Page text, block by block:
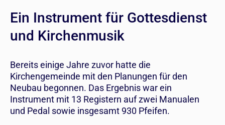
Ein Instrument für Gottesdienst
und Kirchenmusik
Bereits einige Jahre zuvor hatte die
Kirchengemeinde mit den Planungen für den
Neubau begonnen. Das Ergebnis war ein
Instrument mit 13 Registern auf zwei Manualen
und Pedal sowie insgesamt 930 Pfeifen.